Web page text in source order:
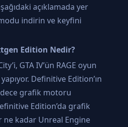
açıklamada yer
indirin ve keyfini
Edition Nedir?
GTA IV’ün RAGE oyun
Definitive Edition’ın
grafik motoru
Edition’da grafik
kadar Unreal Engine